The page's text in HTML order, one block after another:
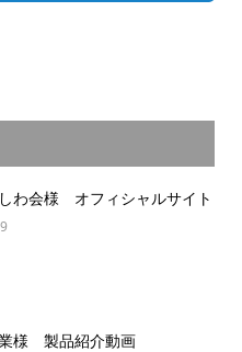
わ会様 オフィシャルサイト
様 製品紹介動画